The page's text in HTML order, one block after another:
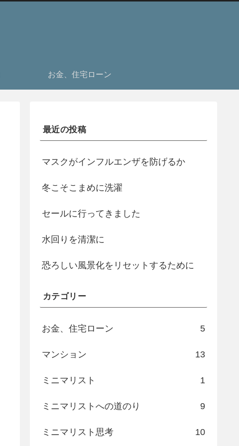
お金、住宅ローン
最近の投稿
マスクがインフルエンザを防げるか
冬こそこまめに洗濯
セールに行ってきました
水回りを清潔に
恐ろしい風景化をリセットするために
カテゴリー
お金、住宅ローン 5
マンション 13
ミニマリスト 1
ミニマリストへの道のり 9
ミニマリスト思考 10